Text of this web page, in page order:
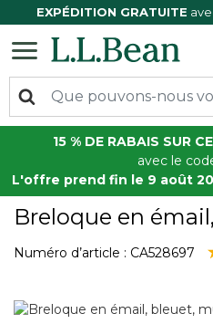
EXPÉDITION GRATUITE
15 % DE RABAIS SUR
avec le
L'offre prend fin le 9 août
Breloque en
Numéro d’article : CA528697